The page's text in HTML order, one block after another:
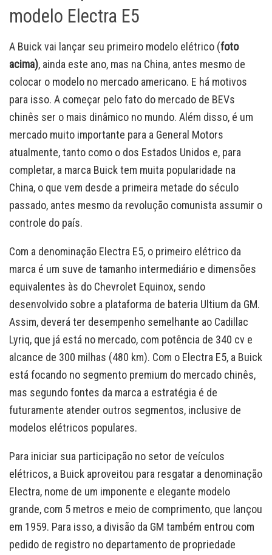
modelo Electra E5
A Buick vai lançar seu primeiro modelo elétrico (foto
acima), ainda este ano, mas na China, antes mesmo de
colocar o modelo no mercado americano. E há motivos
para isso. A começar pelo fato do mercado de BEVs
chinês ser o mais dinâmico no mundo. Além disso, é um
mercado muito importante para a General Motors
atualmente, tanto como o dos Estados Unidos e, para
completar, a marca Buick tem muita popularidade na
China, o que vem desde a primeira metade do século
passado, antes mesmo da revolução comunista assumir o
controle do país.
Com a denominação Electra E5, o primeiro elétrico da
marca é um suve de tamanho intermediário e dimensões
equivalentes às do Chevrolet Equinox, sendo
desenvolvido sobre a plataforma de bateria Ultium da GM.
Assim, deverá ter desempenho semelhante ao Cadillac
Lyriq, que já está no mercado, com potência de 340 cv e
alcance de 300 milhas (480 km). Com o Electra E5, a Buick
está focando no segmento premium do mercado chinês,
mas segundo fontes da marca a estratégia é de
futuramente atender outros segmentos, inclusive de
modelos elétricos populares.
Para iniciar sua participação no setor de veículos
elétricos, a Buick aproveitou para resgatar a denominação
Electra, nome de um imponente e elegante modelo
grande, com 5 metros e meio de comprimento, que lançou
em 1959. Para isso, a divisão da GM também entrou com
pedido de registro no departamento de propriedade